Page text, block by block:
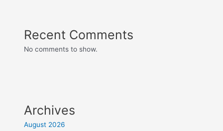
Recent Comments
No comments to show.
Archives
August 2026